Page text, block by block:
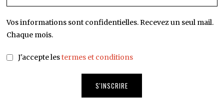
Vos informations sont confidentielles. Recevez un seul mail.
Chaque mois.
J'accepte lestermes et conditions